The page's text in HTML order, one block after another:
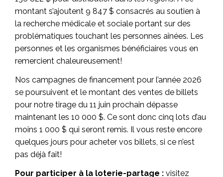
montant s’ajoutent 9 847 $ consacrés au soutien à
la recherche médicale et sociale portant sur des
problématiques touchant les personnes aînées. Les
personnes et les organismes bénéficiaires vous en
remercient chaleureusement!
Nos campagnes de financement pour l’année 2026
se poursuivent et le montant des ventes de billets
pour notre tirage du 11 juin prochain dépasse
maintenant les 10 000 $. Ce sont donc cinq lots d’au
moins 1 000 $ qui seront remis. Il vous reste encore
quelques jours pour acheter vos billets, si ce n’est
pas déjà fait!
Pour participer à la loterie-partage : visitez